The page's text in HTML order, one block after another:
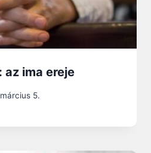
az ima ereje
5.